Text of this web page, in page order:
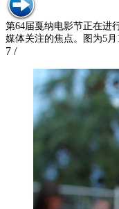
第64届戛纳电影节正在进
媒体关注的焦点。图为5月
7 /